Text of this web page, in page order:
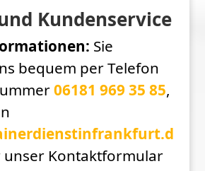
Kundenservice
Sie
bequem per Telefon
06181 969 35 85,
Kontaktformular